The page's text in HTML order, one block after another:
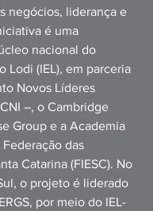
negócios, liderança e
é uma
nacional do
Lodi (IEL), em parceria
Novos Líderes
–, o Cambridge
Group e a Academia
das
Catarina (FIESC). No
o projeto é liderado
por meio do IEL-